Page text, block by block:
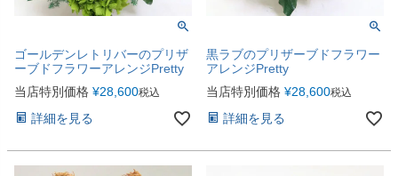
ゴールデンレトリバーのプリザ
ーブドフラワーアレンジPretty
当店特別価格 ¥28,600税込
詳細を見る
黒ラブのプリザーブドフラワー
アレンジPretty
当店特別価格 ¥28,600税込
詳細を見る